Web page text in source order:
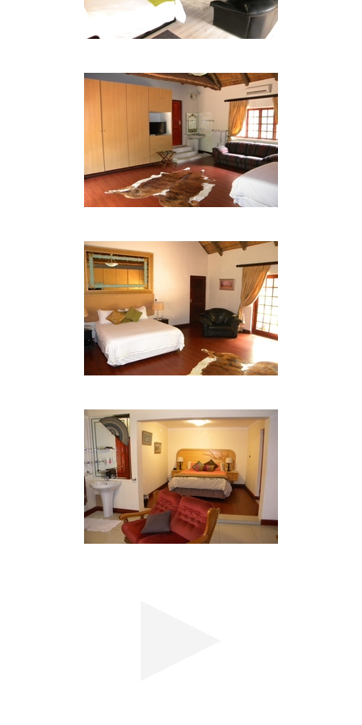
DIENSTLEISTUNGEN UND
EINRICHTUNGEN
Normale Wäschemöglichkeiten stehen zur
Verfügung. Pflege, Babysitter, persönliche
Sicherheit, Flugvermittlung, Autovermietung und
Übersetzer können für Sie organisiert werden.
ATTRAKTIONEN UND AKTIVITÄTEN
Das Herrenhaus befindet sich direkt gegenüber
dem Roodepoort Country Club, dessen Golfplatz
perfekt für die Liebhaber des Spiels.
Das Gutshaus befindet sich in der Nähe von
Autobahnen nach Pretoria und Johannesburg,
Einkaufszentren insbesondere North Gate und
Clearwater, Fitness-Studios, Lanseria Airport,
Casinos, Löwenpark, Kliniken, Cradle of
Humankind und verschiedenen Wildparks, Fußball